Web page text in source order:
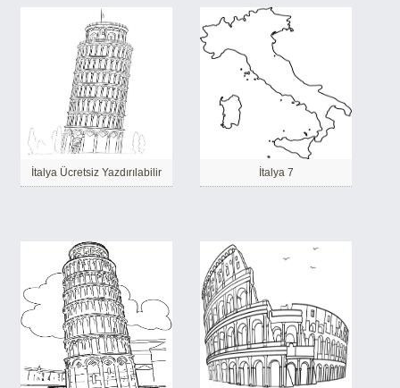
İtalya Ücretsiz Yazdırılabilir İtalya 7